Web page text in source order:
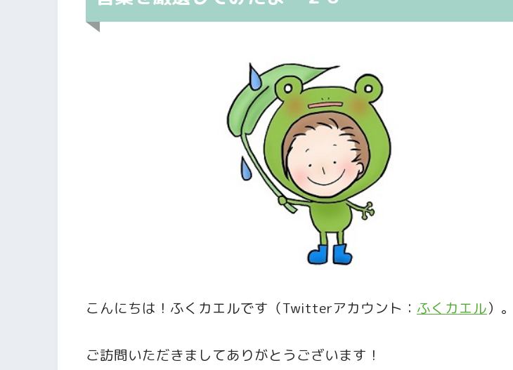
こんにちは！ふくカエルです（Twitterアカウント： ふくカエル）。
ご訪問いただきましてありがとうございます！